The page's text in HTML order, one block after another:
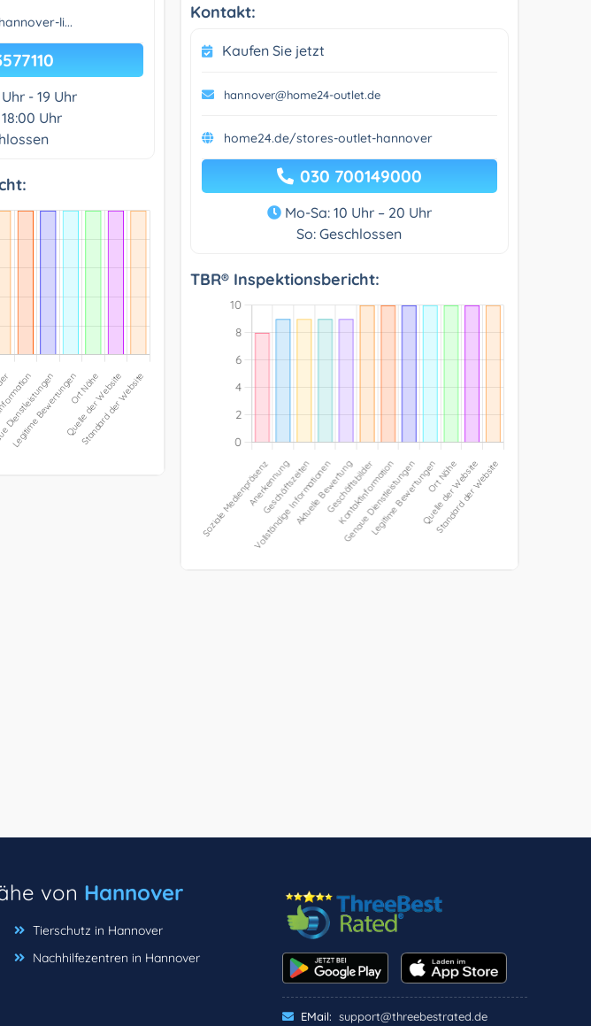
li...
- 19 Uhr
Uhr
Kontakt:
Kaufen Sie jetzt
hannover@home24-outlet.de
home24.de/stores-outlet-hannover
030 700149000
Mo-Sa: 10 Uhr – 20 Uhr
So: Geschlossen
TBR® Inspektionsbericht:
von Hannover
Tierschutz in Hannover
Nachhilfezentren in Hannover
EMail: support@threebestrated.de